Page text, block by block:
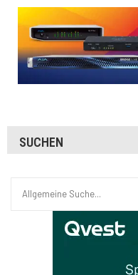
SUCHEN